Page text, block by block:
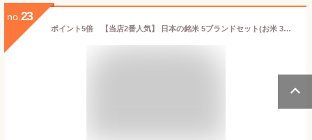
no. 23
ポイント5倍 【当店2番人気】 日本の銘米 5ブランドセット(お米 3合×5銘柄) 米 ギフト 内祝い お米 出産内祝い 結婚内祝い 香典返し 成人式 成人 内祝い 入学内祝い 入園 進学 入学祝い 初節句 出産祝い 結婚祝い 快気祝い 新築祝い 出産 内祝 お返し 祝い お見舞い